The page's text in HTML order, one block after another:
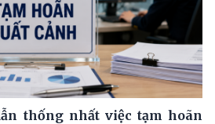
thống nhất việc tạm hoãn